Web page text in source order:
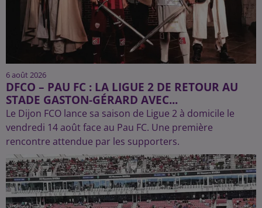
6 août 2026
DFCO – PAU FC : LA LIGUE 2 DE RETOUR AU
STADE GASTON-GÉRARD AVEC...
Le Dijon FCO lance sa saison de Ligue 2 à domicile le
vendredi 14 août face au Pau FC. Une première
rencontre attendue par les supporters.